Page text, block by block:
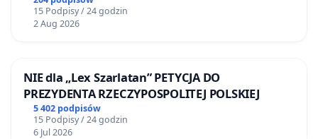
15 Podpisy / 24 godzin
2 Aug 2026
NIE dla „Lex Szarlatan” PETYCJA DO
PREZYDENTA RZECZYPOSPOLITEJ POLSKIEJ
5 402 podpisów
15 Podpisy / 24 godzin
6 Jul 2026